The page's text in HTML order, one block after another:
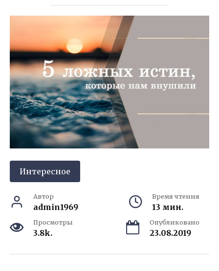
Интересное
Автор
admin1969
Время чтения
13 мин.
Просмотры
3.8k.
Опубликовано
23.08.2019